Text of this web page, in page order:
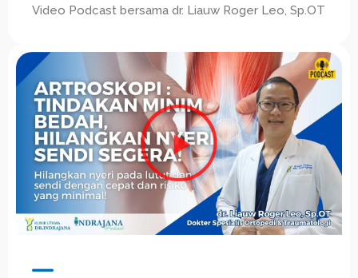
Video Podcast bersama dr. Liauw Roger Leo, Sp.OT